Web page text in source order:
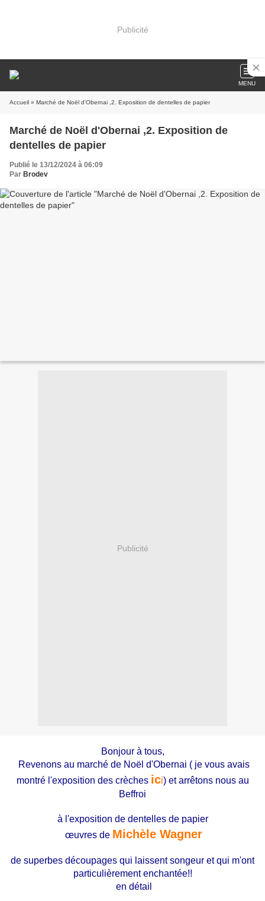
Publicité
MENU
Accueil » Marché de Noël d'Obernai ,2. Exposition de dentelles de papier
Marché de Noël d'Obernai ,2. Exposition de
dentelles de papier
Publié le 13/12/2024 à 06:09
Par Brodev
Publicité
Bonjour à tous,
Revenons au marché de Noël d'Obernai ( je vous avais
montré l'exposition des crèches ici) et arrêtons nous au
Beffroi
à l'exposition de dentelles de papier
œuvres de Michèle Wagner
de superbes découpages qui laissent songeur et qui m'ont
particulièrement enchantée!!
en détail